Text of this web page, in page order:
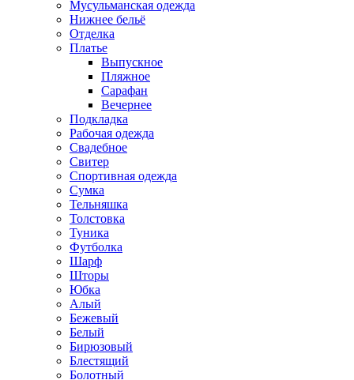
Мусульманская одежда
Нижнее бельё
Отделка
Платье
Выпускное
Пляжное
Сарафан
Вечернее
Подкладка
Рабочая одежда
Свадебное
Свитер
Спортивная одежда
Сумка
Тельняшка
Толстовка
Туника
Футболка
Шарф
Шторы
Юбка
Алый
Бежевый
Белый
Бирюзовый
Блестящий
Болотный